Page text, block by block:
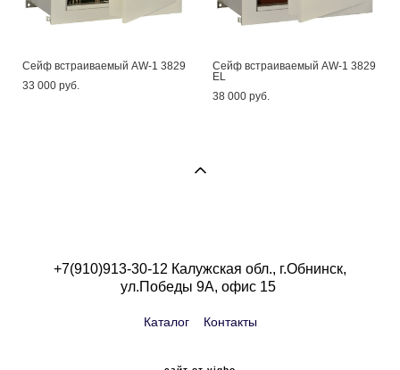
Сейф встраиваемый AW-1 3829
33 000 pуб.
Сейф встраиваемый AW-1 3829
EL
38 000 pуб.
+7(910)913-30-12 Калужская обл., г.Обнинск,
ул.Победы 9А, офис 15
Каталог Контакты